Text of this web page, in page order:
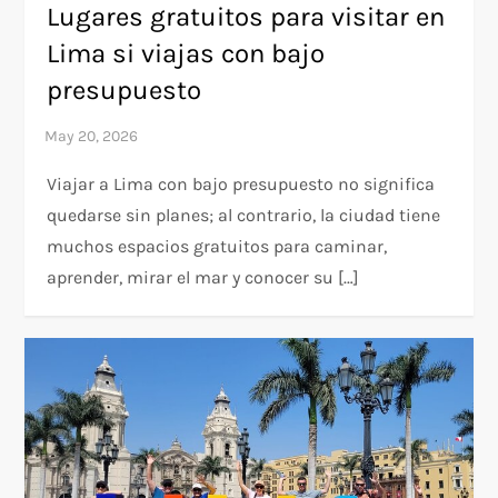
Lugares gratuitos para visitar en
Lima si viajas con bajo
presupuesto
Viajar a Lima con bajo presupuesto no significa
quedarse sin planes; al contrario, la ciudad tiene
muchos espacios gratuitos para caminar,
aprender, mirar el mar y conocer su […]